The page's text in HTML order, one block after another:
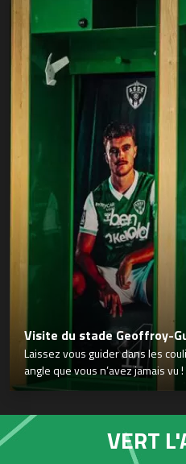
Visite du stade Geoffroy-
Laissez vous guider dans les
angle que vous n’avez jamais vu !
VERT